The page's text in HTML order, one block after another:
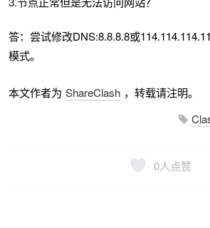
答：尝试修改DNS:8.8.8.8或
模式。
本文作者为 ShareClash ，转载请注明。
0人点赞